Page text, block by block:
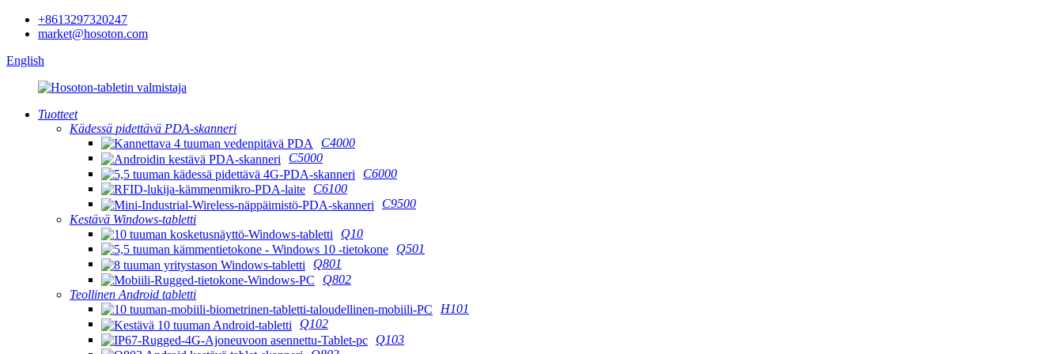
+8613297320247
market@hosoton.com
English
Tuotteet
Kädessä pidettävä PDA-skanneri
C4000
C5000
C6000
C6100
C9500
Kestävä Windows-tabletti
Q10
Q501
Q801
Q802
Teollinen Android tabletti
H101
Q102
Q103